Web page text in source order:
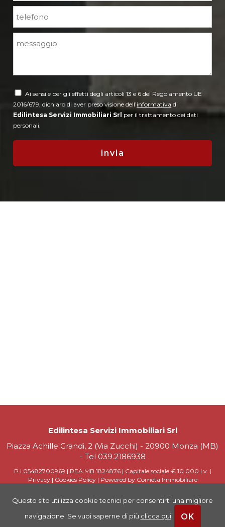
Questo sito utilizza cookie tecnici per consentirti una migliore
navigazione. Se vuoi saperne di più clicca qui. OK
Ai sensi e per gli effetti degli articoli 13 e 6 del Regolamento UE
2016/679, dichiaro di aver preso visione dell’informativa di
Edilintesa Servizi Immobiliari Srl per il trattamento dei dati
personali.
Edilintesa Servizi Immobiliari Srl
Piazza Achille Grandi, 2 (Via Zucchi) - 20900 Monza (MB)
- Tel 039.2186938
P.I.05482700969 | REA MB 1824876 | Capitale sociale € 10.000 i.v. |
Privacy| Cookies Policy| Powered by Cometa Immobiliare